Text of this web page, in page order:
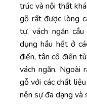
trúc và nội thất
gỗ rất được lòng
tự, vách ngăn
dụng hầu hết ở
điển, tân cổ điển
vách ngăn. Ngoài
gỗ với các chất
nên sự đa dạng và